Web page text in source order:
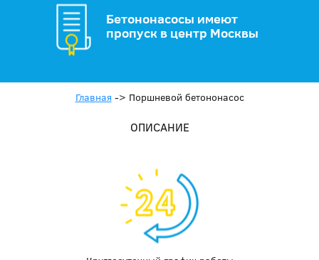
Бетононасосы имеют
пропуск в центр Москвы
Главная -> Поршневой бетононасос
ОПИСАНИЕ